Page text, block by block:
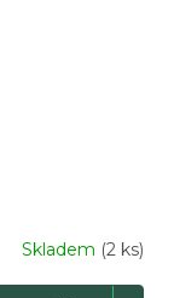
Skladem (2 ks)